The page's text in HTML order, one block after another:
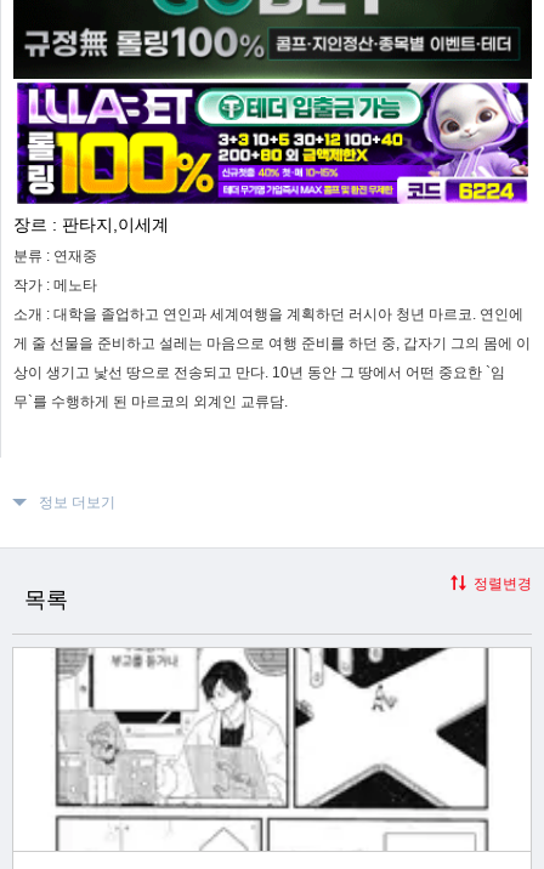
장르 : 판타지,이세계
분류 : 연재중
작가 : 메노타
소개 : 대학을 졸업하고 연인과 세계여행을 계획하던 러시아 청년 마르코. 연인에
게 줄 선물을 준비하고 설레는 마음으로 여행 준비를 하던 중, 갑자기 그의 몸에 이
상이 생기고 낯선 땅으로 전송되고 만다. 10년 동안 그 땅에서 어떤 중요한 `임
무`를 수행하게 된 마르코의 외계인 교류담.
정보 더보기
목록
정렬변경